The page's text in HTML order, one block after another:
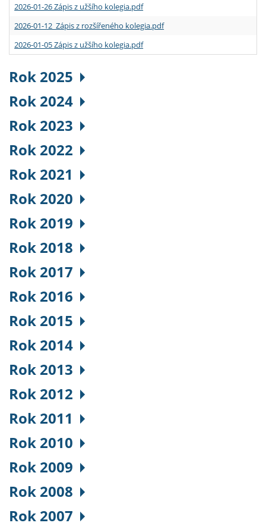
2026-01-26 Zápis z užšího kolegia.pdf
2026-01-12 Zápis z rozšířeného kolegia.pdf
2026-01-05 Zápis z užšího kolegia.pdf
Rok 2025
Rok 2024
Rok 2023
Rok 2022
Rok 2021
Rok 2020
Rok 2019
Rok 2018
Rok 2017
Rok 2016
Rok 2015
Rok 2014
Rok 2013
Rok 2012
Rok 2011
Rok 2010
Rok 2009
Rok 2008
Rok 2007